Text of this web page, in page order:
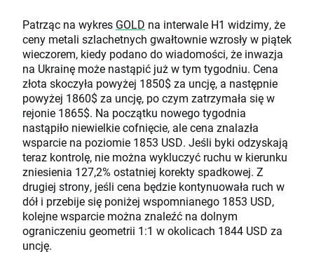
Patrząc na wykres GOLD na interwale H1 widzimy, że
ceny metali szlachetnych gwałtownie wzrosły w piątek
wieczorem, kiedy podano do wiadomości, że inwazja
na Ukrainę może nastąpić już w tym tygodniu. Cena
złota skoczyła powyżej 1850$ za uncję, a następnie
powyżej 1860$ za uncję, po czym zatrzymała się w
rejonie 1865$. Na początku nowego tygodnia
nastąpiło niewielkie cofnięcie, ale cena znalazła
wsparcie na poziomie 1853 USD. Jeśli byki odzyskają
teraz kontrolę, nie można wykluczyć ruchu w kierunku
zniesienia 127,2% ostatniej korekty spadkowej. Z
drugiej strony, jeśli cena będzie kontynuowała ruch w
dół i przebije się poniżej wspomnianego 1853 USD,
kolejne wsparcie można znaleźć na dolnym
ograniczeniu geometrii 1:1 w okolicach 1844 USD za
uncję.